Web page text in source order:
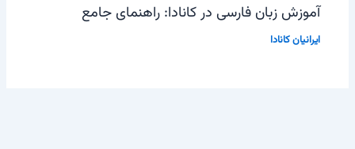
آموزش زبان فارسی در کانادا: راهنمای جامع
ایرانیان کانادا